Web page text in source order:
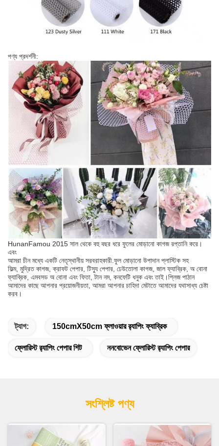
পণ্য প্রদর্শনী:
HunanFamou 2015 সাল থেকে বহু বছর ধরে ফুলের মোড়ানো কাগজ রপ্তানি করে।
এবং
আমরা চীন মধ্যে একটি নেতৃস্থানীয় সরবরাহকারী.ফুল মোড়ানো উপাদান প্লাস্টিক সহ
ফিল্ম, মুদ্রিত কাগজ, ক্রাফট পেপার, টিস্যু পেপার, ঢেউতোলা কাগজ, জাল ফ্যাব্রিক, অ বোনা
ফ্যাব্রিক, এমবসড অ বোনা এবং ফিতা, টান নম, কনফেটি ধনুক এবং তাই।প্লিজ পাঠান
আমাদের কাছে আপনার প্রয়োজনীয়তা, আমরা আপনার চাহিদা মেটাতে আমাদের যথাসাধ্য চেষ্টা
করব।
ট্যাগ: 150cmX50cm ফ্লাওয়ার র‌্যাপিং ফ্যাব্রিক
ফ্লোরিস্ট র‌্যাপিং পেপার শিট ননবোভেন ফ্লোরিস্ট র‌্যাপিং পেপার
সংশ্লিষ্ট পণ্য